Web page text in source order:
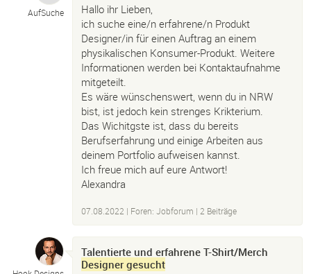
AufSuche
Hallo ihr Lieben,
ich suche eine/n erfahrene/n Produkt
Designer/in für einen Auftrag an einem
physikalischen Konsumer-Produkt. Weitere
Informationen werden bei Kontaktaufnahme
mitgeteilt.
Es wäre wünschenswert, wenn du in NRW
bist, ist jedoch kein strenges Krikterium.
Das Wichitgste ist, dass du bereits
Berufserfahrung und einige Arbeiten aus
deinem Portfolio aufweisen kannst.
Ich freue mich auf eure Antwort!
Alexandra
07.08.2022 | Foren: Jobforum | 2 Beiträge
Talentierte und erfahrene T-Shirt/Merch
Designer gesucht